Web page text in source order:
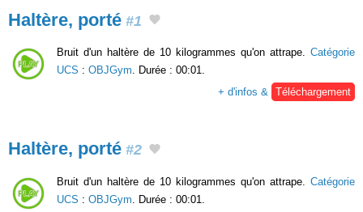
Haltère, porté #1
Bruit d'un haltère de 10 kilogrammes qu'on attrape. Catégorie
UCS : OBJGym. Durée : 00:01.
+ d'infos & Téléchargement
Haltère, porté #2
Bruit d'un haltère de 10 kilogrammes qu'on attrape. Catégorie
UCS : OBJGym . Durée : 00:01.